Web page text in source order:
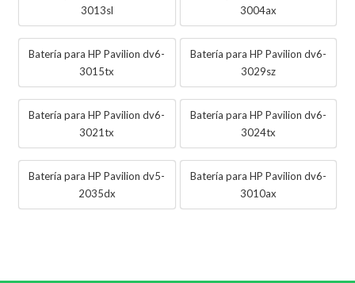
3013sl
3004ax
Batería para HP Pavilion dv6-
3015tx
Batería para HP Pavilion dv6-
3029sz
Batería para HP Pavilion dv6-
3021tx
Batería para HP Pavilion dv6-
3024tx
Batería para HP Pavilion dv5-
2035dx
Batería para HP Pavilion dv6-
3010ax